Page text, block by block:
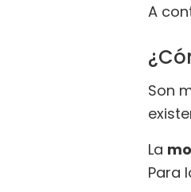
A
Son
La
Para